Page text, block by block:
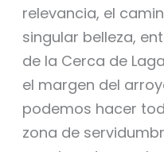
relevancia, el
singular belleza,
de la Cerca de
el margen del
podemos hacer
zona de